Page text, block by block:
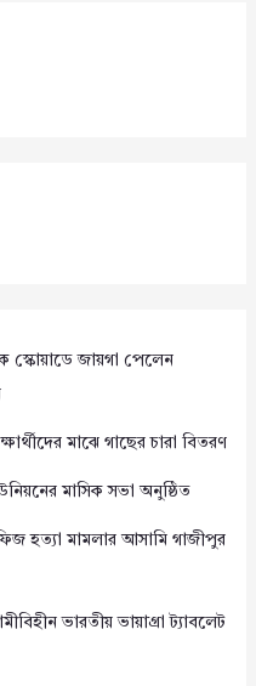
স্কোয়াডে জায়গা পেলেন
মাঝে গাছের চারা বিতরণ
মাসিক সভা অনুষ্ঠিত
হত্যা মামলার আসামি গাজীপুর
ভারতীয় ভায়াগ্রা ট্যাবলেট